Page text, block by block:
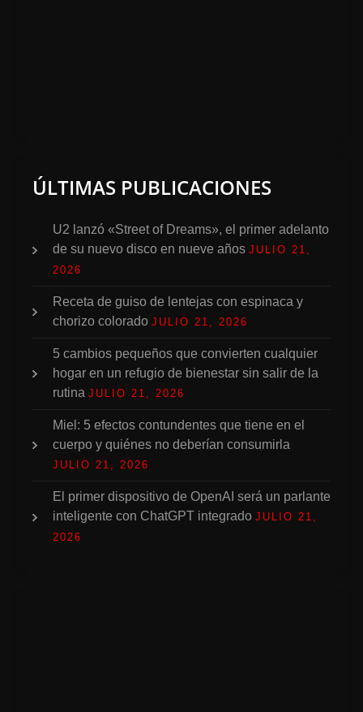
ÚLTIMAS PUBLICACIONES
U2 lanzó «Street of Dreams», el primer adelanto
de su nuevo disco en nueve años JULIO 21,
2026
Receta de guiso de lentejas con espinaca y
chorizo colorado JULIO 21, 2026
5 cambios pequeños que convierten cualquier
hogar en un refugio de bienestar sin salir de la
rutina JULIO 21, 2026
Miel: 5 efectos contundentes que tiene en el
cuerpo y quiénes no deberían consumirla
JULIO 21, 2026
El primer dispositivo de OpenAI será un parlante
inteligente con ChatGPT integrado JULIO 21,
2026